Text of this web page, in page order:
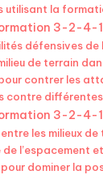
utilisant la
3-2-4-
défensives de
de terrain
contrer les
contre
3-2-4-
les milieux de
l’espacement
dominer la